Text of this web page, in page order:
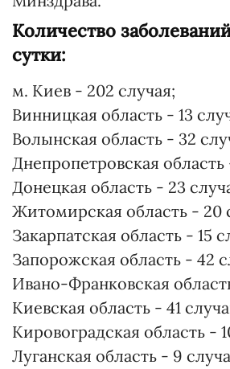
Количество
сутки:
м. Киев - 202 случая;
Винницкая область - 13
Волынская область - 32
Днепропетровская область
Донецкая область - 23
Житомирская область - 20
Закарпатская область - 15
Запорожская область - 42
Ивано-Франковская
Киевская область - 41
Кировоградская область -
Луганская область - 9